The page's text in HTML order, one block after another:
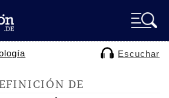
Escuchar
DE